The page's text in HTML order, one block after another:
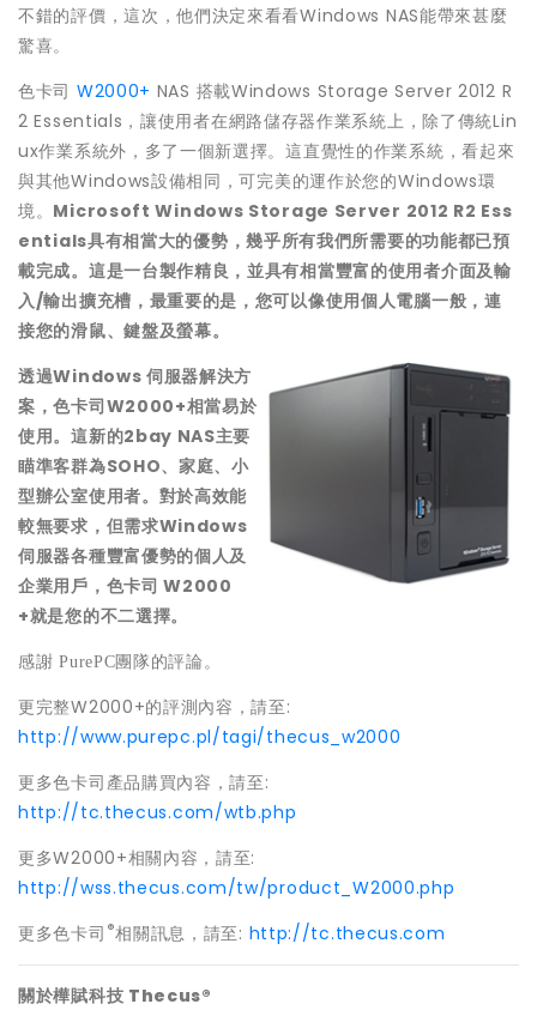
不錯的評價，這次，他們決定來看看Windows NAS能帶來甚麼
驚喜。
色卡司 W2000+ NAS 搭載Windows Storage Server 2012 R
2 Essentials，讓使用者在網路儲存器作業系統上，除了傳統Lin
ux作業系統外，多了一個新選擇。這直覺性的作業系統，看起來
與其他Windows設備相同，可完美的運作於您的Windows環
境。 Microsoft Windows Storage Server 2012 R2 Ess
entials具有相當大的優勢，幾乎所有我們所需要的功能都已預
載完成。這是一台製作精良，並具有相當豐富的使用者介面及輸
入/輸出擴充槽，最重要的是，您可以像使用個人電腦一般，連
接您的滑鼠、鍵盤及螢幕。
透過Windows 伺服器解決方
案，色卡司W2000+相當易於
使用。這新的2bay NAS主要
瞄準客群為SOHO、家庭、小
型辦公室使用者。對於高效能
較無要求，但需求Windows
伺服器各種豐富優勢的個人及
企業用戶，色卡司 W2000
+就是您的不二選擇。
感謝PurePC團隊的評論。
更完整W2000+的評測內容，請至:
http://www.purepc.pl/tagi/thecus_w2000
更多色卡司產品購買內容，請至:
http://tc.thecus.com/wtb.php
更多W2000+相關內容，請至:
http://wss.thecus.com/tw/product_W2000.php
更多色卡司 ®相關訊息，請至: http://tc.thecus.com
關於樺賦科技 Thecus®